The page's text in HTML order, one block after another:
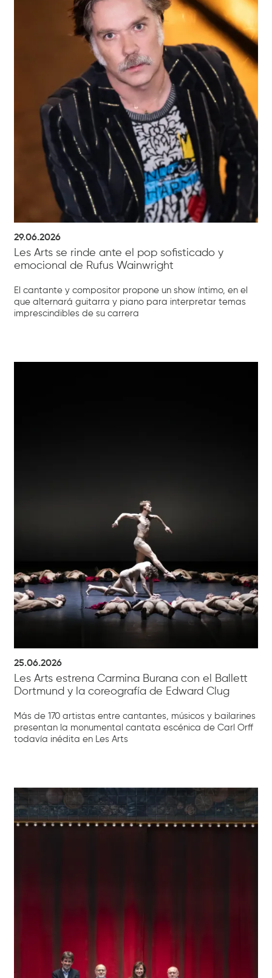
29.06.2026
Les Arts se rinde ante el pop sofisticado y
emocional de Rufus Wainwright
El cantante y compositor propone un show íntimo, en el
que alternará guitarra y piano para interpretar temas
imprescindibles de su carrera
25.06.2026
Les Arts estrena Carmina Burana con el Ballett
Dortmund y la coreografía de Edward Clug
Más de 170 artistas entre cantantes, músicos y bailarines
presentan la monumental cantata escénica de Carl Orff
todavía inédita en Les Arts